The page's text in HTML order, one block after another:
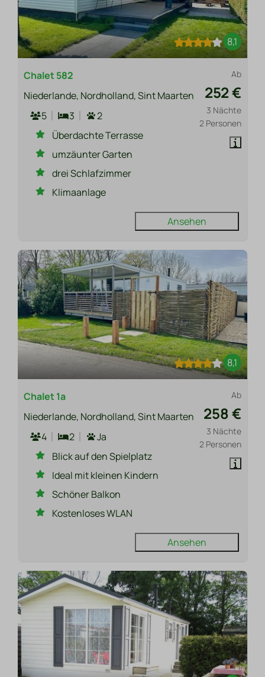
8,1
Ab
252 €
3 Nächte
2 Personen
Chalet 582
Niederlande, Nordholland, Sint Maarten
5
3
2
Überdachte Terrasse
umzäunter Garten
drei Schlafzimmer
Klimaanlage
Ansehen
8,1
Ab
258 €
3 Nächte
2 Personen
Chalet 1a
Niederlande, Nordholland, Sint Maarten
4
2
Ja
Blick auf den Spielplatz
Ideal mit kleinen Kindern
Schöner Balkon
Kostenloses WLAN
Ansehen